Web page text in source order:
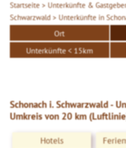
Startseite > Unterkünfte &
Schwarzwald > Unterkünfte in
Ort
Unterkünfte < 15km
Schonach i. Schwarzwald -
Umkreis von 20 km
Hotels